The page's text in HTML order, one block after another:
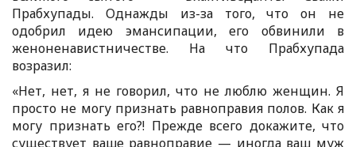
Прабхупады. Однажды из-за того, что он не
одобрил идею эмансипации, его обвинили в
женоненавистничестве. На что Прабхупада
возразил:
«Нет, нет, я не говорил, что не люблю женщин. Я
просто не могу признать равноправия полов. Как я
могу признать его?! Прежде всего докажите, что
существует ваше равноправие — иногда ваш муж